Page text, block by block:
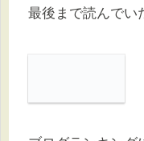
最後まで読んでい